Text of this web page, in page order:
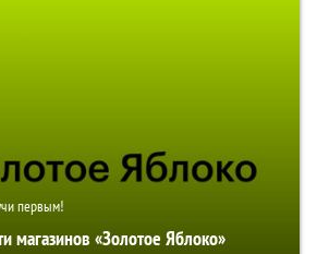
первым!
магазинов «Золотое Яблоко»